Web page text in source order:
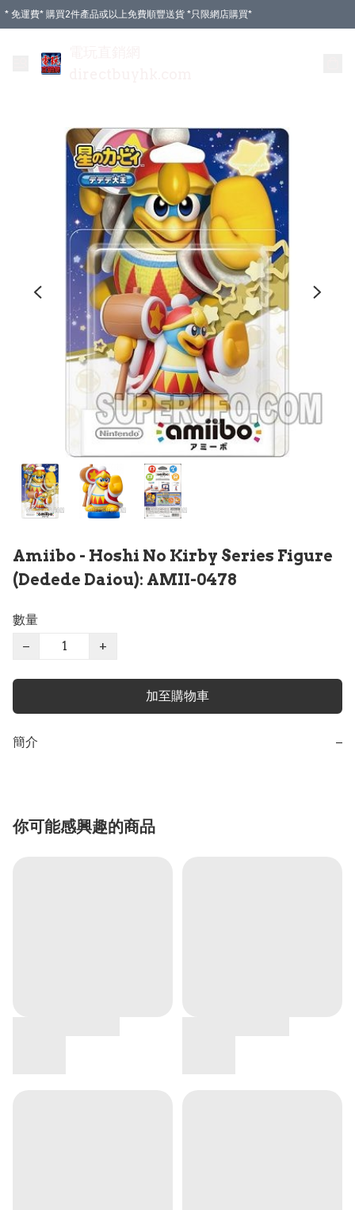
* 免運費* 購買2件產品或以上免費順豐送貨 *只限網店購買*
Amiibo - Hoshi No Kirby Series Figure
(Dedede Daiou): AMII-0478
數量
−
+
加至購物車
簡介 −
你可能感興趣的商品